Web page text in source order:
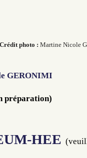
photo : Martine Nicole
GERONIMI
préparation)
HEE